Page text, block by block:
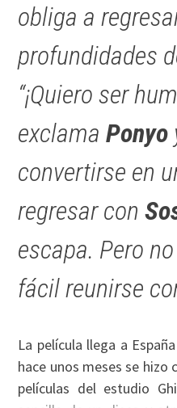
obliga a
profundidades
“¡Quiero ser
exclamaPonyo
convertirse en
regresar con
escapa. Pero
fácil reunirse
La película llega a
hace unos meses se
películas del estudio